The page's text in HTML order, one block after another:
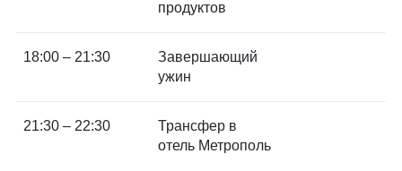
продуктов
18:00 – 21:30
Завершающий
ужин
21:30 – 22:30
Трансфер в
отель Метрополь